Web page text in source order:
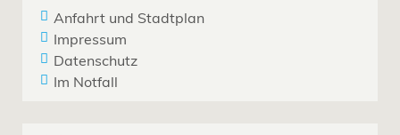
Anfahrt und Stadtplan
Impressum
Datenschutz
Im Notfall